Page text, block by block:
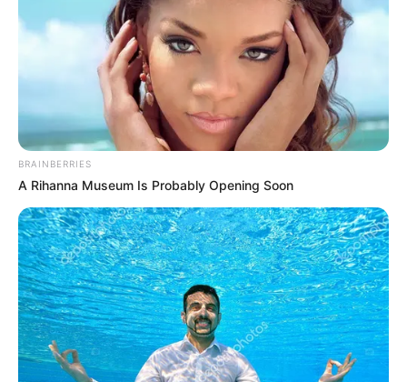
Simo
29/07/2021
Kostenlose App zum Anschauen von CBS-
SendungenMit der kostenlosen CBS-App für Android
können Sie die neuesten Episoden all Ihrer
Lieblingssendungen von CBS ansehen, nachdem sie
ausgestrahlt wurden. Um jedoch Live-TV zu sehen und
die Anzahl der Werbeeinblendungen zu reduzieren,
benötigen Sie ein Abonn
BRAINBERRIES
A Rihanna Museum Is Probably Opening Soon